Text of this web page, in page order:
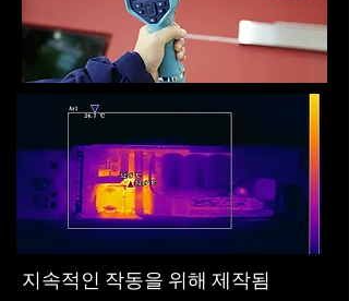
지속적인 작동을 위해 제작됨